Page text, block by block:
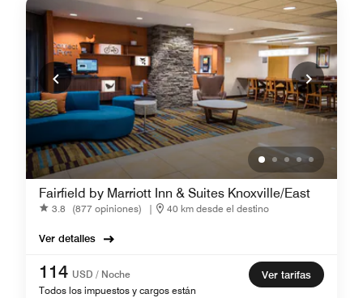
Fairfield by Marriott Inn & Suites Knoxville/East
3.8 (877 opiniones) | 40 km desde el destino
Ver detalles
114 USD / Noche
Todos los impuestos y cargos están
Ver tarifas